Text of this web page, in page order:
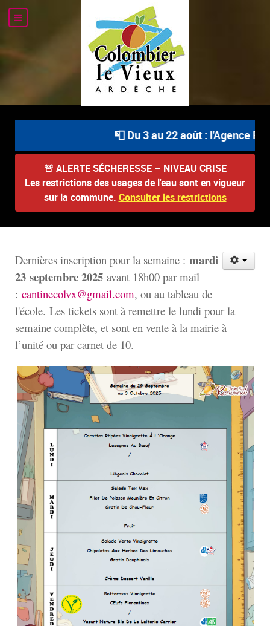
📮 Du 3 au 22 août : l'Agence
🚨 ALERTE SÉCHERESSE – NIVEAU CRISE
Les restrictions des usages de l'eau sont en vigueur
sur la commune. Consulter les restrictions
Dernières inscription pour la semaine : mardi
23 septembre 2025 avant 18h00 par mail
: cantinecolvx@gmail.com, ou au tableau de
l'école. Les tickets sont à remettre le lundi pour la
semaine complète, et sont en vente à la mairie à
l’unité ou par carnet de 10.